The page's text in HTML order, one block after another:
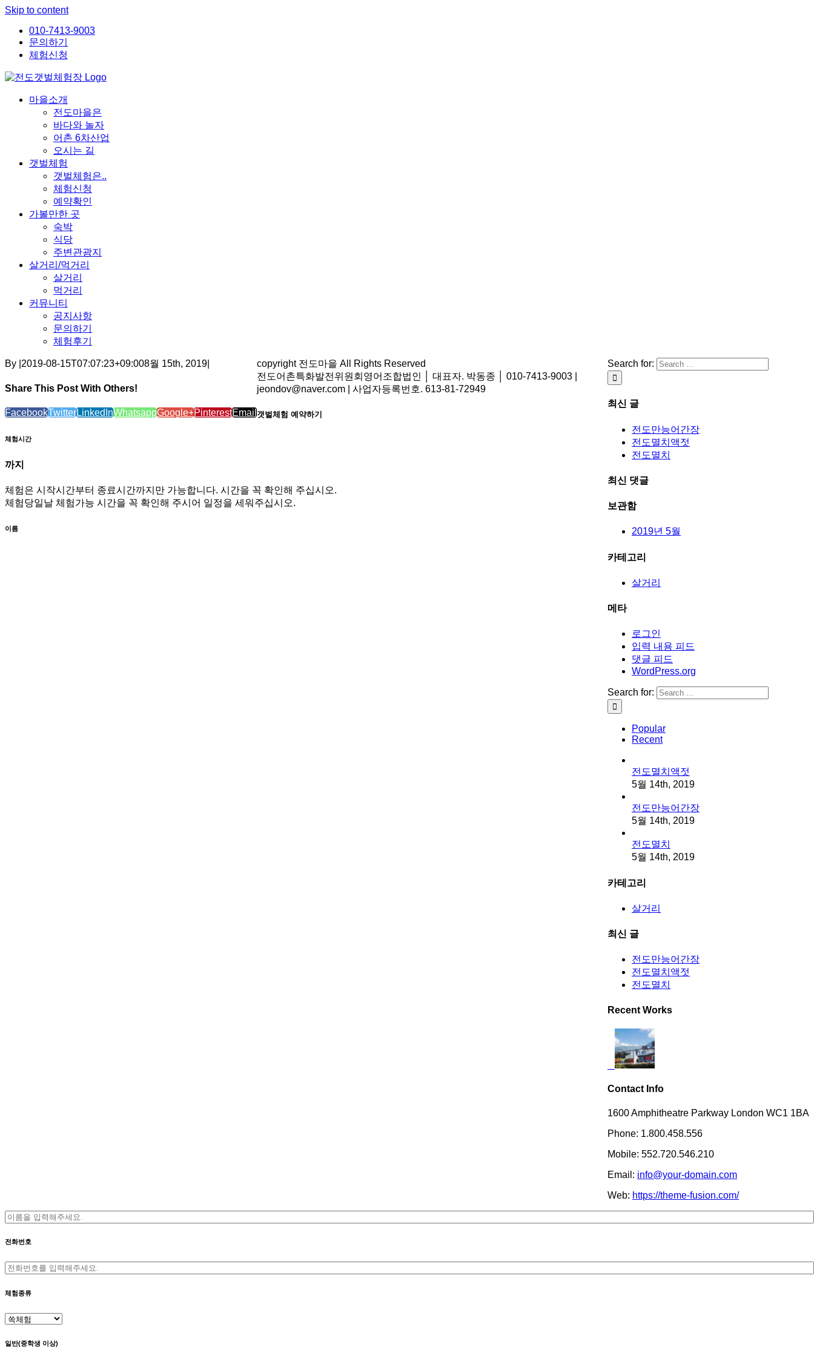
Skip to content
010-7413-9003
문의하기
체험신청
마을소개
전도마을은
바다와 놀자
어촌 6차산업
오시는 길
갯벌체험
갯벌체험은..
체험신청
예약확인
가볼만한 곳
숙박
식당
주변관광지
살거리/먹거리
살거리
먹거리
커뮤니티
공지사항
문의하기
체험후기
By 2019-08-15T07:07:23+09:008월 15th, 2019
Share This Post With Others!
FacebookTwitterLinkedInWhatsappGoogle+PinterestEmail
Search for:
최신 글
전도만능어간장
전도멸치액젓
전도멸치
최신 댓글
보관함
2019년 5월
카테고리
살거리
메타
로그인
입력 내용 피드
댓글 피드
WordPress.org
Search for:
Popular
Recent
전도멸치액젓
5월 14th, 2019
전도만능어간장
5월 14th, 2019
전도멸치
5월 14th, 2019
카테고리
살거리
최신 글
전도만능어간장
전도멸치액젓
전도멸치
Recent Works
Contact Info
1600 Amphitheatre Parkway London WC1 1BA
Phone: 1.800.458.556
Mobile: 552.720.546.210
Email: info@your-domain.com
Web: https://theme-fusion.com/
copyright 전도마을 All Rights Reserved
전도어촌특화발전위원회영어조합법인 │ 대표자. 박동종 │ 010-7413-9003 |
jeondov@naver.com | 사업자등록번호. 613-81-72949
갯벌체험 예약하기
체험시간
까지
체험은 시작시간부터 종료시간까지만 가능합니다. 시간을 꼭 확인해 주십시오.
체험당일날 체험가능 시간을 꼭 확인해 주시어 일정을 세워주십시오.
이름
전화번호
체험종류
일반(중학생 이상)